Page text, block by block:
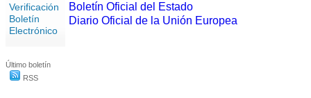
Verificación
Boletín
Electrónico
Último boletín
RSS
Boletín Oficial del Estado
Diario Oficial de la Unión Europea